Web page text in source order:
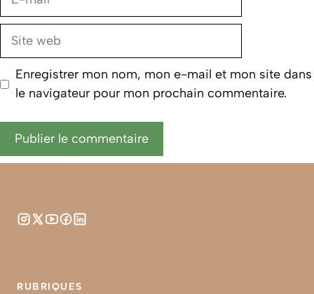
Site
Enregistrer mon nom, mon e-mail et mon site dans
le navigateur pour mon prochain commentaire.
RUBRIQUES